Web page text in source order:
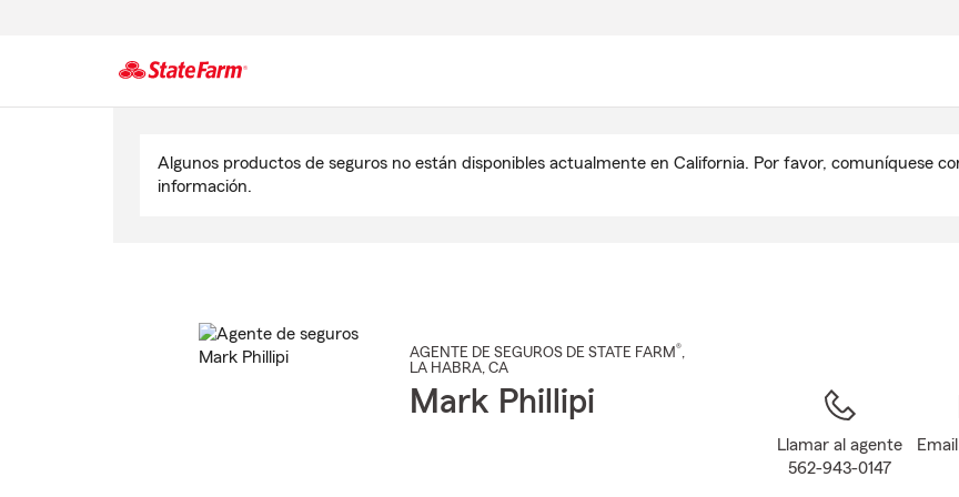
Algunos productos de seguros no están disponibles actualmente en California. Por favor, comuníquese
información.
AGENTE DE SEGUROS DE STATE FARM®,
LA HABRA, CA
Mark Phillipi
Llamar al agente
562-943-0147